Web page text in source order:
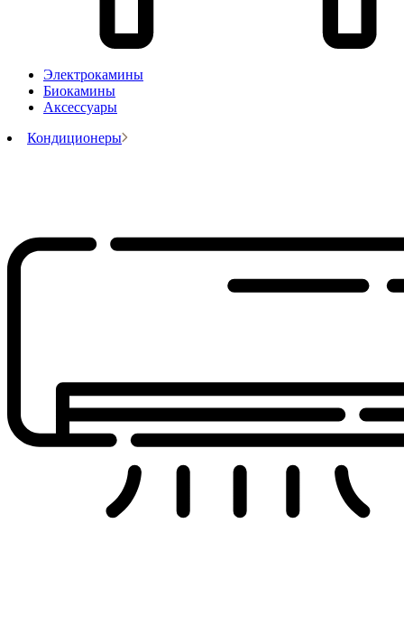
Электрокамины
Биокамины
Аксессуары
Кондиционеры